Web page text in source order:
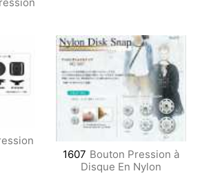
1607 Bouton Pression à
Disque En Nylon